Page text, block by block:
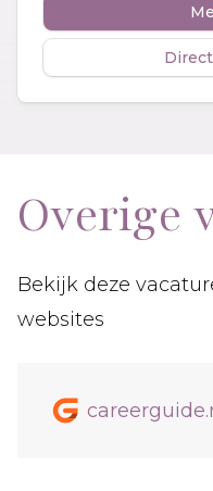
Overige
Bekijk deze
websites